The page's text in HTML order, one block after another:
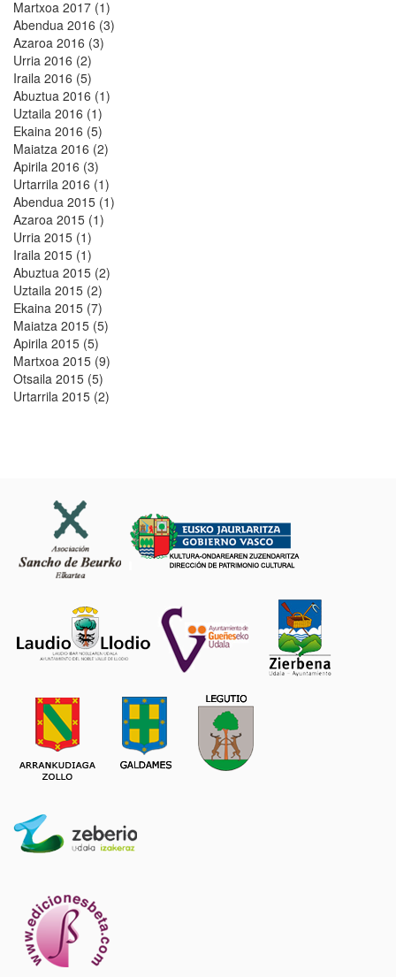
Martxoa 2017 (1)
Abendua 2016 (3)
Azaroa 2016 (3)
Urria 2016 (2)
Iraila 2016 (5)
Abuztua 2016 (1)
Uztaila 2016 (1)
Ekaina 2016 (5)
Maiatza 2016 (2)
Apirila 2016 (3)
Urtarrila 2016 (1)
Abendua 2015 (1)
Azaroa 2015 (1)
Urria 2015 (1)
Iraila 2015 (1)
Abuztua 2015 (2)
Uztaila 2015 (2)
Ekaina 2015 (7)
Maiatza 2015 (5)
Apirila 2015 (5)
Martxoa 2015 (9)
Otsaila 2015 (5)
Urtarrila 2015 (2)